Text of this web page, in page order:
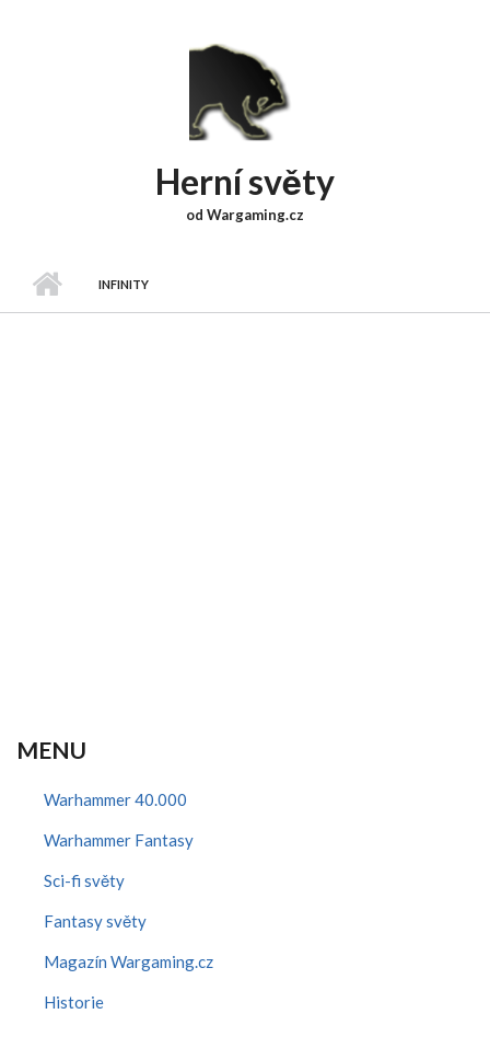
Herní světy
od Wargaming.cz
INFINITY
MENU
Warhammer 40.000
Warhammer Fantasy
Sci-fi světy
Fantasy světy
Magazín Wargaming.cz
Historie